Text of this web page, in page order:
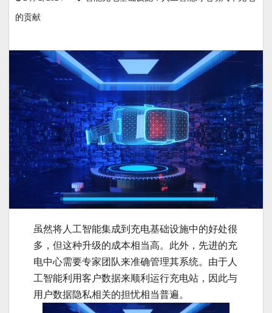
的贡献
虽然将人工智能集成到充电基础设施中的好处很
多，但这种升级的成本相当高。此外，先进的充
电中心需要专家团队来准确管理其系统。由于人
工智能利用客户数据来顺利运行充电站，因此与
用户数据隐私相关的担忧相当普遍。